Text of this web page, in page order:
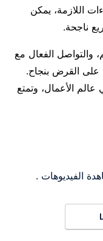
اللازمة، يمكن
ناجحة.
والتواصل الفعال مع
على القرض بنجاح.
الأعمال، وتمتع
الفيديوهات .